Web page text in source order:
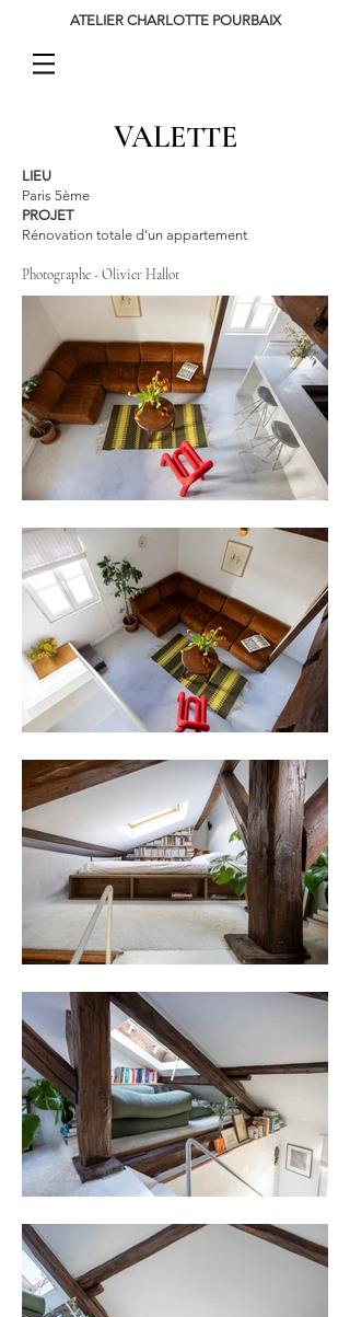
ATELIER CHARLOTTE POURBAIX
VALETTE
LIEU
Paris 5ème
PROJET
Rénovation totale d'un appartement
Photographe - Olivier Hallot